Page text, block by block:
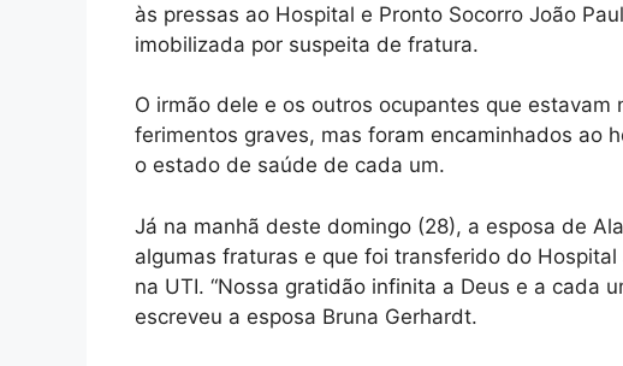
às pressas ao Hospital e Pronto Socorro João
imobilizada por suspeita de fratura.
O irmão dele e os outros ocupantes que
ferimentos graves, mas foram encaminhados ao
o estado de saúde de cada um.
Já na manhã deste domingo (28), a esposa de
algumas fraturas e que foi transferido do
na UTI. “Nossa gratidão infinita a Deus e a cada
escreveu a esposa Bruna Gerhardt.